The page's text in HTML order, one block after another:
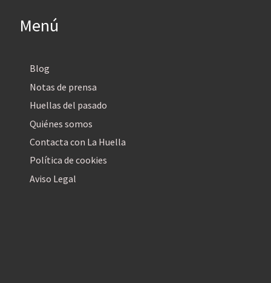
Menú
Blog
Notas de prensa
Huellas del pasado
Quiénes somos
Contacta con La Huella
Política de cookies
Aviso Legal